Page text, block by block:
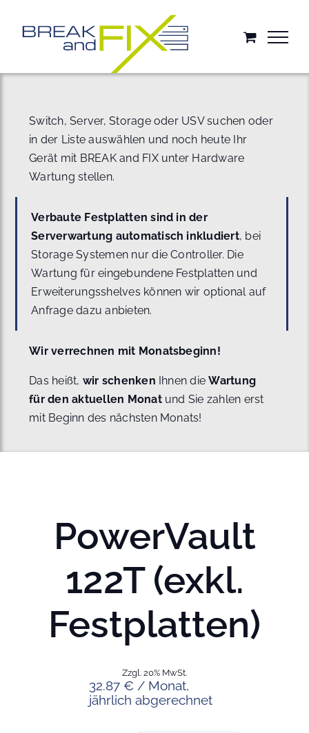
springen
Switch, Server, Storage oder USV suchen oder
in der Liste auswählen und noch heute Ihr
Gerät mit BREAK and FIX unter Hardware
Wartung stellen.
Verbaute Festplatten sind in der
Serverwartung automatisch inkludiert, bei
Storage Systemen nur die Controller. Die
Wartung für eingebundene Festplatten und
Erweiterungsshelves können wir optional auf
Anfrage dazu anbieten.
Wir verrechnen mit Monatsbeginn!
Das heißt, wir schenken Ihnen dieWartung
für den aktuellen Monat und Sie zahlen erst
mit Beginn des nächsten Monats!
PowerVault
122T (exkl.
Festplatten)
32.87 € / Monat,
jährlich abgerechnet
Zzgl. 20% MwSt.